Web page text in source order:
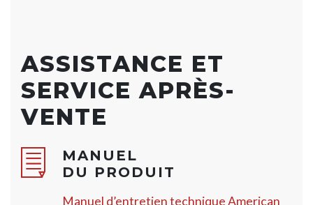
ASSISTANCE ET
SERVICE APRÈS-
VENTE
MANUEL
DU PRODUIT
Manuel d’entretien technique American